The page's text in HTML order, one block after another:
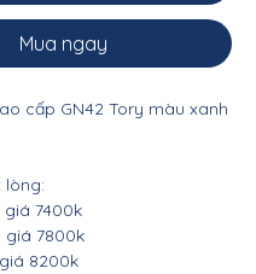
Mua ngay
cấp GN42 Tory màu xanh
lòng:
giá 7400k
giá 7800k
8200k